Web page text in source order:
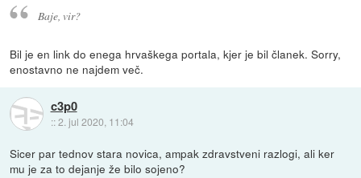
Baje, vir?
Bil je en link do enega hrvaškega portala, kjer je bil članek. Sorry,
enostavno ne najdem več.
c3p0
::2. jul 2020, 11:04
Sicer par tednov stara novica, ampak zdravstveni razlogi, ali ker
mu je za to dejanje že bilo sojeno?